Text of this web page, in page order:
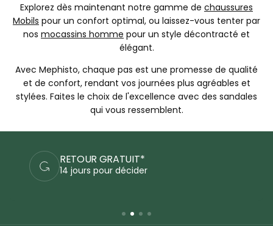
Explorez dès maintenant notre gamme de chaussures
Mobils pour un confort optimal, ou laissez-vous tenter par
nos mocassins homme pour un style décontracté et
élégant.
Avec Mephisto, chaque pas est une promesse de qualité
et de confort, rendant vos journées plus agréables et
stylées. Faites le choix de l'excellence avec des sandales
qui vous ressemblent.
PAIEMENTS SÉCURISÉS
Commandez en sécurité